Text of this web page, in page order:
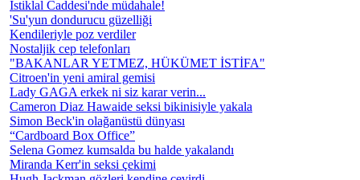
İstiklal Caddesi'nde müdahale!
'Su'yun dondurucu güzelliği
Kendileriyle poz verdiler
Nostaljik cep telefonları
"BAKANLAR YETMEZ, HÜKÜMET İSTİFA"
Citroen'in yeni amiral gemisi
Lady GAGA erkek ni siz karar verin...
Cameron Diaz Hawaide seksi bikinisiyle yakala
Simon Beck'in olağanüstü dünyası
“Cardboard Box Office”
Selena Gomez kumsalda bu halde yakalandı
Miranda Kerr'in seksi çekimi